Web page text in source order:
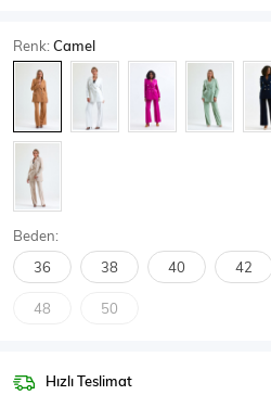
Body Atlet
SPOR GİYİM
Eşofman Üstü
Renk:Camel
Beden:
36 38 40 42
48 50
Hızlı Teslimat